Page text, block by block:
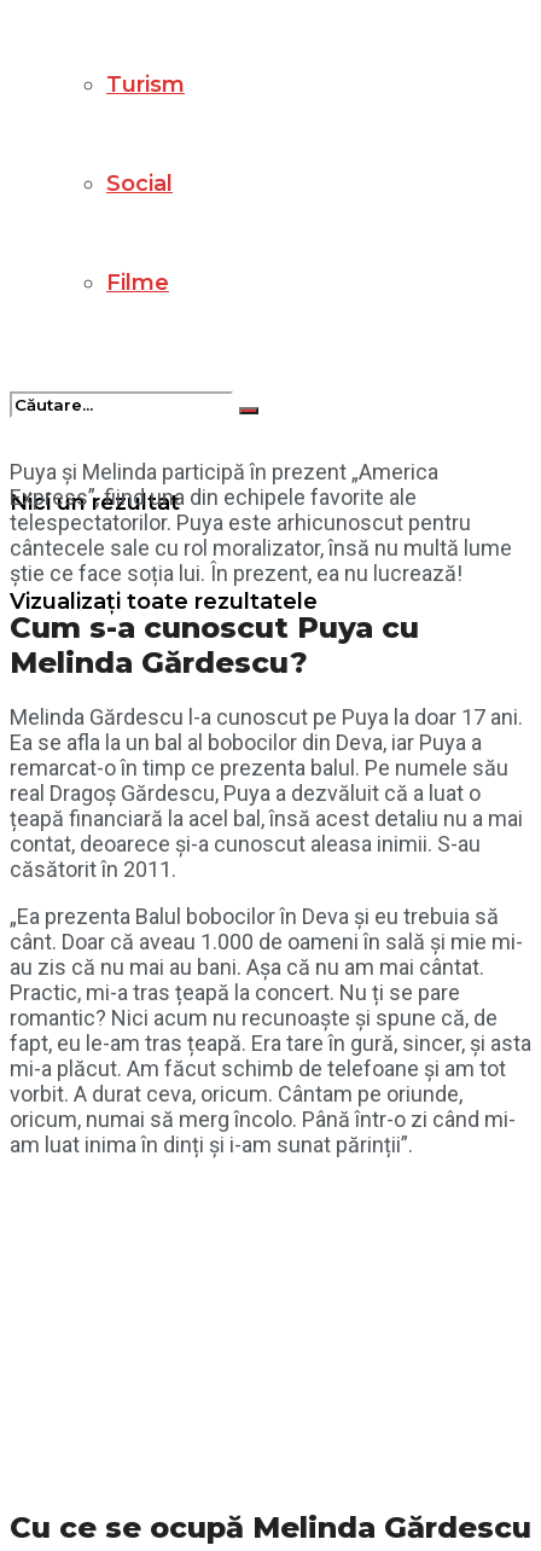
Turism
Social
Filme
Nici un rezultat
Vizualizați toate rezultatele
Puya și Melinda participă în prezent „America
Express”, fiind una din echipele favorite ale
telespectatorilor. Puya este arhicunoscut pentru
cântecele sale cu rol moralizator, însă nu multă lume
știe ce face soția lui. În prezent, ea nu lucrează!
Cum s-a cunoscut Puya cu
Melinda Gărdescu?
Melinda Gărdescu l-a cunoscut pe Puya la doar 17 ani.
Ea se afla la un bal al bobocilor din Deva, iar Puya a
remarcat-o în timp ce prezenta balul. Pe numele său
real Dragoș Gărdescu, Puya a dezvăluit că a luat o
țeapă financiară la acel bal, însă acest detaliu nu a mai
contat, deoarece și-a cunoscut aleasa inimii. S-au
căsătorit în 2011.
„Ea prezenta Balul bobocilor în Deva și eu trebuia să
cânt. Doar că aveau 1.000 de oameni în sală și mie mi-
au zis că nu mai au bani. Așa că nu am mai cântat.
Practic, mi-a tras țeapă la concert. Nu ți se pare
romantic? Nici acum nu recunoaște și spune că, de
fapt, eu le-am tras țeapă. Era tare în gură, sincer, și asta
mi-a plăcut. Am făcut schimb de telefoane și am tot
vorbit. A durat ceva, oricum. Cântam pe oriunde,
oricum, numai să merg încolo. Până într-o zi când mi-
am luat inima în dinți și i-am sunat părinții”.
Cu ce se ocupă Melinda Gărdescu